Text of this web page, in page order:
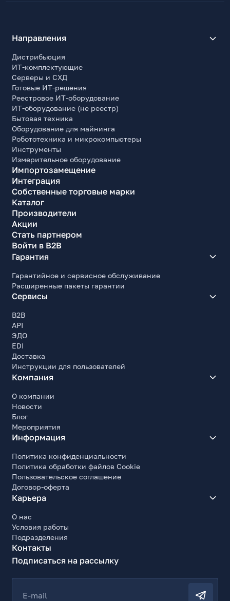
Направления
Дистрибьюция
ИТ-комплектующие
Серверы и СХД
Готовые ИТ-решения
Реестровое ИТ-оборудование
ИТ-оборудование (не реестр)
Бытовая техника
Оборудование для майнинга
Робототехника и микрокомпьютеры
Инструменты
Измерительное оборудование
Импортозамещение
Интеграция
Собственные торговые марки
Каталог
Производители
Акции
Стать партнером
Войти в B2B
Гарантия
Гарантийное и сервисное обслуживание
Расширенные пакеты гарантии
Сервисы
B2B
API
ЭДО
EDI
Доставка
Инструкции для пользователей
Компания
О компании
Новости
Блог
Мероприятия
Информация
Политика конфиденциальности
Политика обработки файлов Cookie
Пользовательское соглашение
Договор-оферта
Карьера
О нас
Условия работы
Подразделения
Контакты
Подписаться на рассылку
E-mail